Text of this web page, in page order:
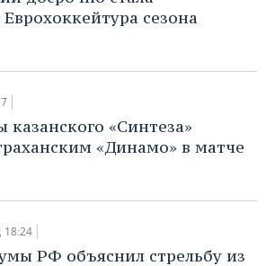
сезона
казанского «Синтеза»
«Динамо» в матче
18:24
РФ объяснил стрельбу из